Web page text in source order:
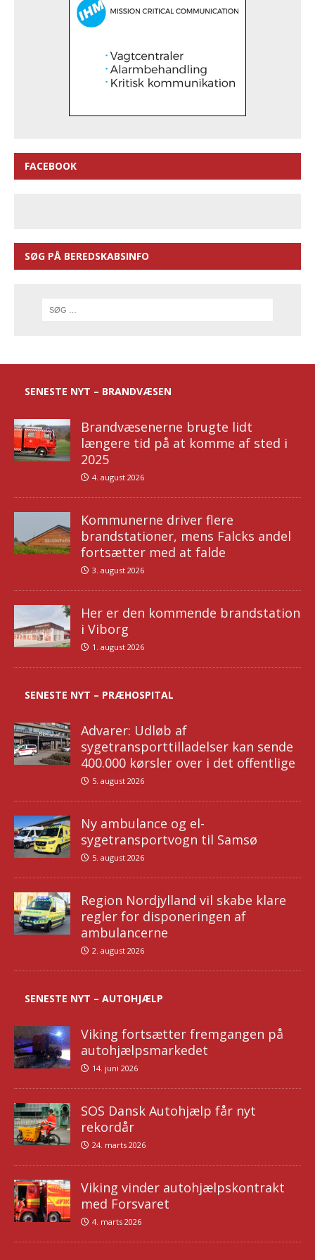
FACEBOOK
SØG PÅ BEREDSKABSINFO
SENESTE NYT – BRANDVÆSEN
Brandvæsenerne brugte lidt
længere tid på at komme af sted i
2025
4. august 2026
Kommunerne driver flere
brandstationer, mens Falcks andel
fortsætter med at falde
3. august 2026
Her er den kommende brandstation
i Viborg
1. august 2026
SENESTE NYT – PRÆHOSPITAL
Advarer: Udløb af
sygetransporttilladelser kan sende
400.000 kørsler over i det offentlige
5. august 2026
Ny ambulance og el-
sygetransportvogn til Samsø
5. august 2026
Region Nordjylland vil skabe klare
regler for disponeringen af
ambulancerne
2. august 2026
SENESTE NYT – AUTOHJÆLP
Viking fortsætter fremgangen på
autohjælpsmarkedet
14. juni 2026
SOS Dansk Autohjælp får nyt
rekordår
24. marts 2026
Viking vinder autohjælpskontrakt
med Forsvaret
4. marts 2026